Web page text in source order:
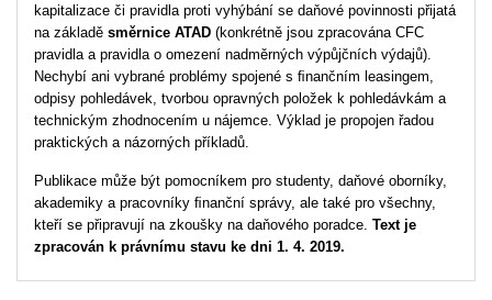
kapitalizace či pravidla proti vyhýbání se daňové povinnosti přijatá
na základě směrnice ATAD (konkrétně jsou zpracována CFC
pravidla a pravidla o omezení nadměrných výpůjčních výdajů).
Nechybí ani vybrané problémy spojené s ﬁnančním leasingem,
odpisy pohledávek, tvorbou opravných položek k pohledávkám a
technickým zhodnocením u nájemce. Výklad je propojen řadou
praktických a názorných příkladů.
Publikace může být pomocníkem pro studenty, daňové oborníky,
akademiky a pracovníky ﬁnanční správy, ale také pro všechny,
kteří se připravují na zkoušky na daňového poradce. Text je
zpracován k právnímu stavu ke dni 1. 4. 2019.